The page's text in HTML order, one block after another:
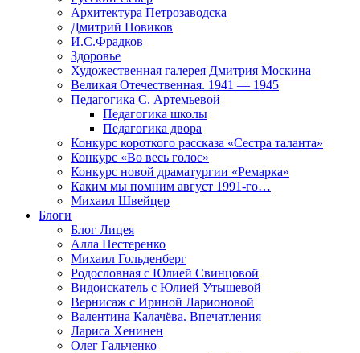
Архитектура Петрозаводска
Дмитрий Новиков
И.С.Фрадков
Здоровье
Художественная галерея Дмитрия Москина
Великая Отечественная. 1941 — 1945
Педагогика С. Артемьевой
Педагогика школы
Педагогика двора
Конкурс короткого рассказа «Сестра таланта»
Конкурс «Во весь голос»
Конкурс новой драматургии «Ремарка»
Каким мы помним август 1991-го…
Михаил Швейцер
Блоги
Блог Лицея
Алла Нестеренко
Михаил Гольденберг
Родословная с Юлией Свинцовой
Видоискатель с Юлией Утышевой
Вернисаж с Ириной Ларионовой
Валентина Калачёва. Впечатления
Лариса Хенинен
Олег Гальченко